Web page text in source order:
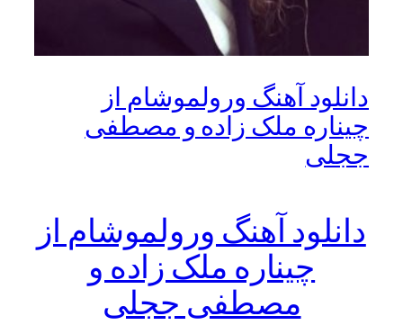
دانلود آهنگ ورولموشام از
چیناره ملک زاده و مصطفی
ججلی
دانلود آهنگ ورولموشام از
چیناره ملک زاده و
مصطفی ججلی